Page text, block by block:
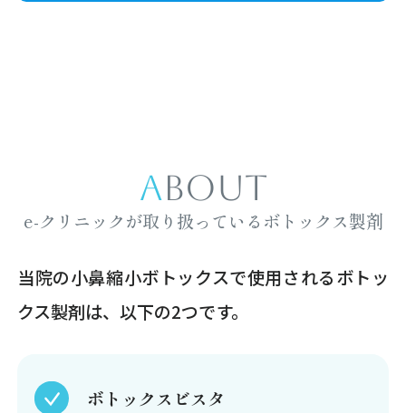
ABOUT
e-クリニックが取り扱っているボトックス製剤
当院の小鼻縮小ボトックスで使用されるボトッ
クス製剤は、以下の2つです。
ボトックスビスタ